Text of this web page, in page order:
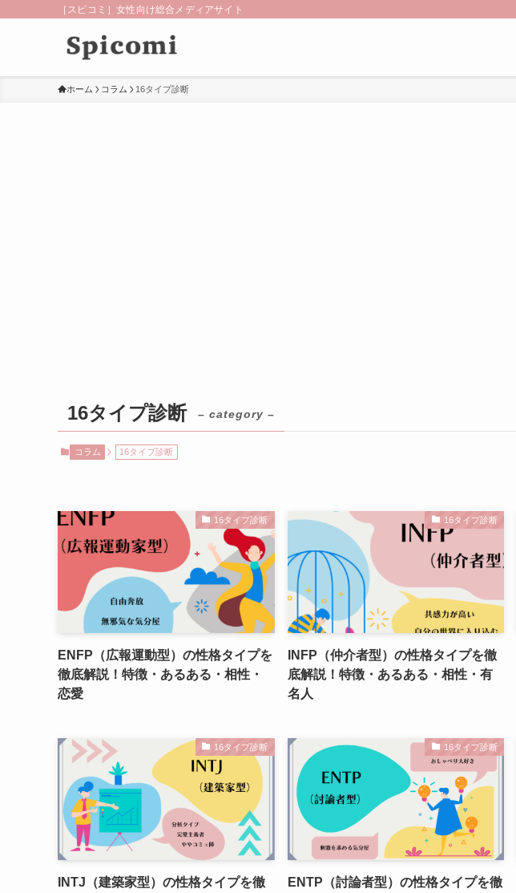
［スピコミ］女性向け総合メディアサイト
ホーム コラム 16タイプ診断
16タイプ診断 – category –
コラム 16タイプ診断
16タイプ診断
ENFP（広報運動型）の性格タイプを
徹底解説！特徴・あるある・相性・
恋愛
16タイプ診断
INFP（仲介者型）の性格タイプを徹
底解説！特徴・あるある・相性・有
名人
16タイプ診断
INTJ（建築家型）の性格タイプを徹
16タイプ診断
ENTP（討論者型）の性格タイプを徹